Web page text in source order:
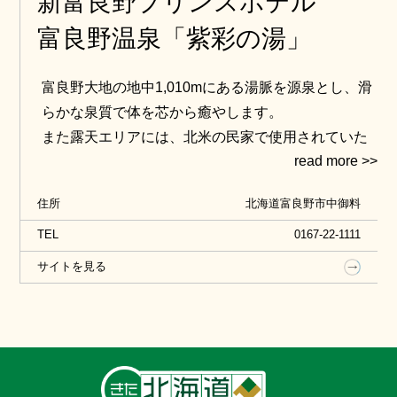
富良野温泉「紫彩の湯」
富良野大地の地中1,010mにある湯脈を源泉とし、滑
らかな泉質で体を芯から癒やします。
また露天エリアには、北米の民家で使用されていた
オールドパイン（松の古材）を使用したフィンラン
をお過ごしいただけます。宿泊やアクティビティな
どの情報は公式HPをご覧ください。
住所 北海道富良野市中御料
TEL 0167-22-1111
サイトを見る